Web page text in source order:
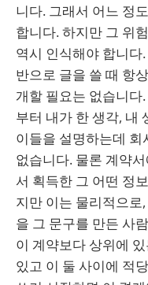
니다. 그래서 어느 정
합니다. 하지만 그 위
역시 인식해야 합니다
반으로 글을 쓸 때 항
개할 필요는 없습니다
부터 내가 한 생각, 내
이들을 설명하는데
없습니다. 물론 계약
서 획득한 그 어떤 정
지만 이는 물리적으로
을 그 문구를 만든 사
이 계약보다 상위에
있고 이 둘 사이에 적